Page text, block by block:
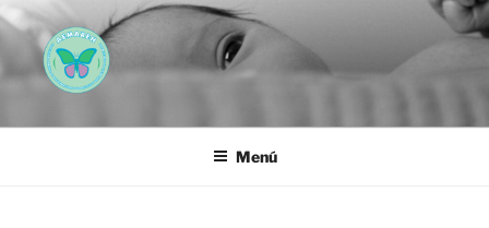
Saltar
al
contenido
AEMAREH
Menú